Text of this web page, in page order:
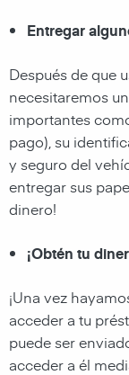
Entregar
Después de que
necesitaremos
importantes
pago), su
y seguro del
entregar sus
dinero!
¡Obtén tu
¡Una vez
acceder a tu
puede ser
acceder a él